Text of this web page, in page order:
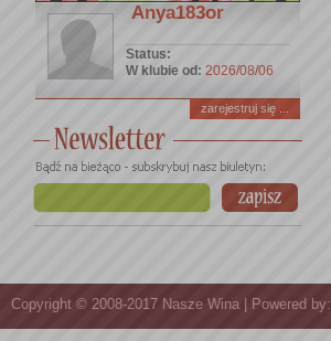
Anya183or
Status:
W klubie od: 2026/08/06
zarejestruj się ...
Copyright © 2008-2017 Nasze Wina | Powered by: